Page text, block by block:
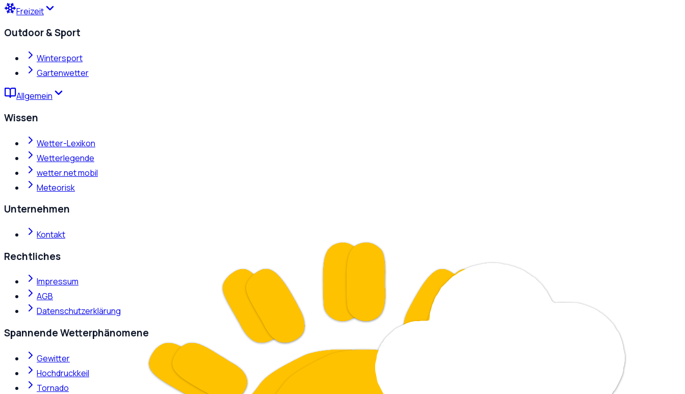
Freizeit
Outdoor & Sport
Wintersport
Gartenwetter
Allgemein
Wissen
Wetter-Lexikon
Wetterlegende
wetter.net mobil
Meteorisk
Unternehmen
Kontakt
Rechtliches
Impressum
AGB
Datenschutzerklärung
Spannende Wetterphänomene
Gewitter
Hochdruckkeil
Tornado